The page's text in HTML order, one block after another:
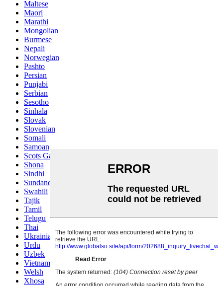
Maltese
Maori
Marathi
Mongolian
Burmese
Nepali
Norwegian
Pashto
Persian
Punjabi
Serbian
Sesotho
Sinhala
Slovak
Slovenian
Somali
Samoan
Scots Gaelic
Shona
Sindhi
Sundanese
Swahili
Tajik
Tamil
Telugu
Thai
Ukrainian
Urdu
Uzbek
Vietnamese
Welsh
Xhosa